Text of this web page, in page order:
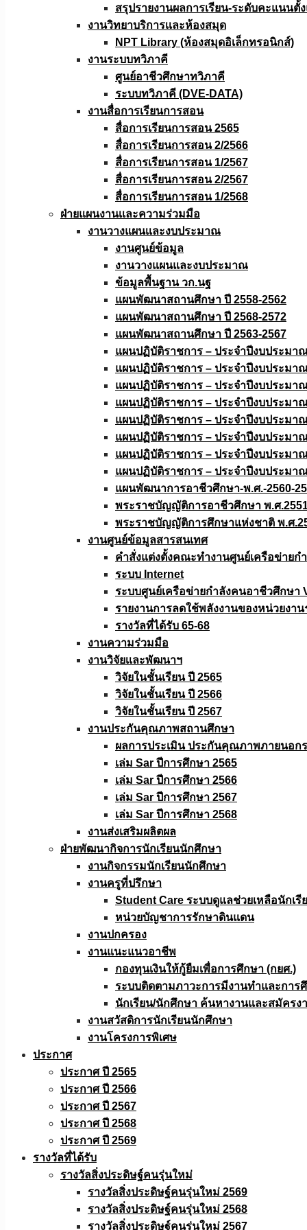
สรุปรายงานผลการเรียน-ระดับคะแนนตั้
งานวิทยาบริการเเละห้องสมุด
NPT Library (ห้องสมุดอิเล็กทรอนิกส์)
งานระบบทวิภาคี
ศูนย์อาชีวศึกษาทวิภาคี
ระบบทวิภาคี (DVE-DATA)
งานสื่อการเรียนการสอน
สื่อการเรียนการสอน 2565
สื่อการเรียนการสอน 2/2566
สื่อการเรียนการสอน 1/2567
สื่อการเรียนการสอน 2/2567
สื่อการเรียนการสอน 1/2568
ฝ่ายแผนงานเเละความร่วมมือ
งานวางแผนเเละงบประมาณ
งานศูนย์ข้อมูล
งานวางแผนและงบประมาณ
ข้อมูลพื้นฐาน วก.นฐ
แผนพัฒนาสถานศึกษา ปี 2558-2562
แผนพัฒนาสถานศึกษา ปี 2568-2572
แผนพัฒนาสถานศึกษา ปี 2563-2567
แผนปฏิบัติราชการ – ประจำปีงบประมา
แผนปฏิบัติราชการ – ประจำปีงบประมา
แผนปฏิบัติราชการ – ประจำปีงบประมา
แผนปฏิบัติราชการ – ประจำปีงบประมา
แผนปฏิบัติราชการ – ประจำปีงบประมา
แผนปฏิบัติราชการ – ประจำปีงบประมา
แผนปฏิบัติราชการ – ประจำปีงบประมา
แผนปฏิบัติราชการ – ประจำปีงบประมา
แผนพัฒนาการอาชีวศึกษา-พ.ศ.-2560-
พระราชบัญญัติการอาชีวศึกษา พ.ศ
พระราชบัญญัติการศึกษาแห่งชาติ พ.ศ
งานศูนย์ข้อมูลสารสนเทศ
คำสั่งแต่งตั้งคณะทำงานศูนย์เครือข่าย
ระบบ Internet
ระบบศูนย์เครือข่ายกำลังคนอาชีวศึกษา
รายงานการลดใช้พลังงานของหน่วยงา
รางวัลที่ได้รับ 65-68
งานความร่วมมือ
งานวิจัยเเละพัฒนาฯ
วิจัยในชั้นเรียน ปี 2565
วิจัยในชั้นเรียน ปี 2566
วิจัยในชั้นเรียน ปี 2567
งานประกันคุณภาพสถานศึกษา
ผลการประเมิน ประกันคุณภาพภายนอก
เล่ม Sar ปีการศึกษา 2565
เล่ม Sar ปีการศึกษา 2566
เล่ม Sar ปีการศึกษา 2567
เล่ม Sar ปีการศึกษา 2568
งานส่งเสริมผลิตผล
ฝ่ายพัฒนากิจการนักเรียนนักศึกษา
งานกิจกรรมนักเรียนนักศึกษา
งานครูที่ปรึกษา
Student Care ระบบดูแลช่วยเหลือนักเรี
หน่วยบัญชาการรักษาดินแดน
งานปกครอง
งานแนะแนวอาชีพ
กองทุนเงินให้กู้ยืมเพื่อการศึกษา (กยศ.)
ระบบติดตามภาวะการมีงานทำและการ
นักเรียน/นักศึกษา ค้นหางานและสมัครง
งานสวัสดิการนักเรียนนักศึกษา
งานโครงการพิเศษ
ประกาศ
ประกาศ ปี 2565
ประกาศ ปี 2566
ประกาศ ปี 2567
ประกาศ ปี 2568
ประกาศ ปี 2569
รางวัลที่ได้รับ
รางวัลสิ่งประดิษฐ์คนรุ่นใหม่
รางวัลสิ่งประดิษฐ์คนรุ่นใหม่ 2569
รางวัลสิ่งประดิษฐ์คนรุ่นใหม่ 2568
รางวัลสิ่งประดิษฐ์คนรุ่นใหม่ 2567